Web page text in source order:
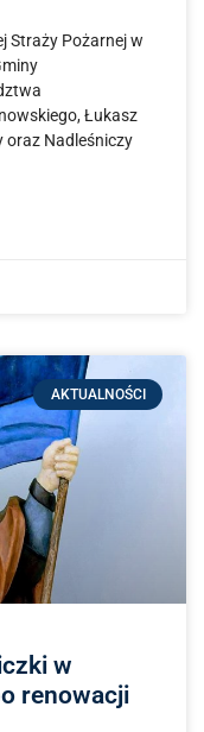
Straży Pożarnej w
Łukasz
oraz Nadleśniczy
AKTUALNOŚCI
w
renowacji